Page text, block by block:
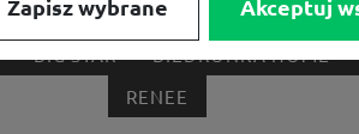
MARKT ALLEGRO PAY
BIG STAR
BIEDRONKA HOME
RENEE
Zapisz wybrane Akceptuj